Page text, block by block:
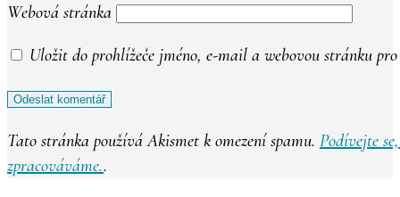
Webová stránka
Uložit do prohlížeče jméno, e-mail a webovou stránku
Tato stránka používá Akismet k omezení spamu. Podívejte
zpracováváme..